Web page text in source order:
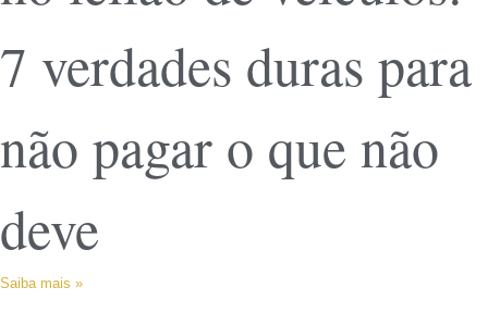
7 verdades duras para
não pagar o que não
deve
Saiba mais »